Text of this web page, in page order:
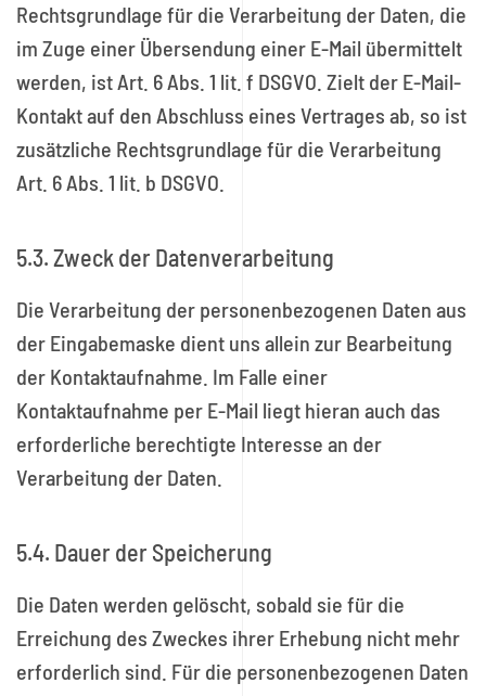
Rechtsgrundlage für die Verarbeitung der Daten, die
im Zuge einer Übersendung einer E-Mail übermittelt
werden, ist Art. 6 Abs. 1 lit. f DSGVO. Zielt der E-Mail-
Kontakt auf den Abschluss eines Vertrages ab, so ist
zusätzliche Rechtsgrundlage für die Verarbeitung
Art. 6 Abs. 1 lit. b DSGVO.
5.3. Zweck der Datenverarbeitung
Die Verarbeitung der personenbezogenen Daten aus
der Eingabemaske dient uns allein zur Bearbeitung
der Kontaktaufnahme. Im Falle einer
Kontaktaufnahme per E-Mail liegt hieran auch das
erforderliche berechtigte Interesse an der
Verarbeitung der Daten.
5.4. Dauer der Speicherung
Die Daten werden gelöscht, sobald sie für die
Erreichung des Zweckes ihrer Erhebung nicht mehr
erforderlich sind. Für die personenbezogenen Daten